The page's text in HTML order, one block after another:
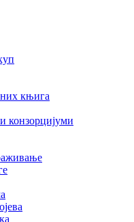
књига
конзорцијуми